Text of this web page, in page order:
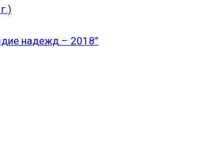
надежд – 2018”